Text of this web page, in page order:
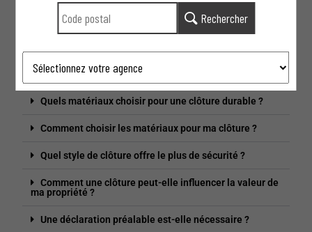
FAQ
Quels sont les critères à considérer avant d’acheter
une clôture ou un portail ?
Quels matériaux choisir pour une clôture durable ?
Comment choisir les matériaux pour ma clôture ?
Quel style de clôture offre le plus de sécurité ?
Comment une clôture peut-elle influencer la valeur de
ma propriété ?
Une déclaration préalable est-elle nécessaire ?
Rechercher